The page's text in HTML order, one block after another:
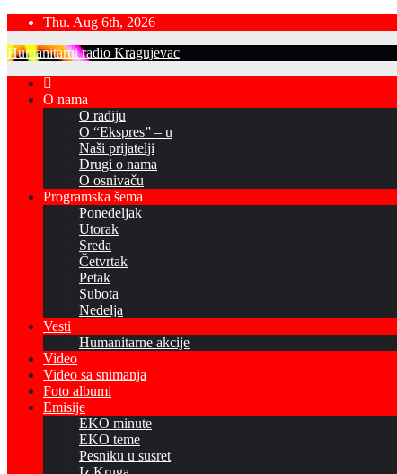
Skip
content
Thu. Aug 6th, 2026
Humanitarni radio Kragujevac
O nama
O radiju
O “Ekspres” – u
Naši prijatelji
Drugi o nama
O osnivaču
Programska šema
Ponedeljak
Utorak
Sreda
Četvrtak
Petak
Subota
Nedelja
Vesti
Humanitarne akcije
Video
Video sa snimanja
Foto albumi
Emisije
EKO minute
EKO teme
Pesniku u susret